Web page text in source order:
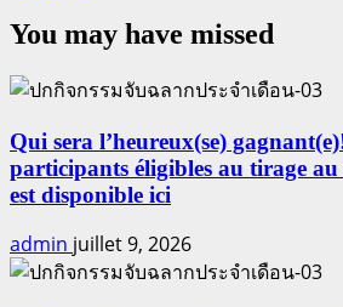
GO
Les
habitudes
des
Champions
publications
You may have missed
Qui sera l’heureux(se)
participants éligibles au tirage
est disponible ici
admin juillet 9, 2026